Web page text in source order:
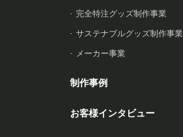
完全特注グッズ制作事業
サステナブルグッズ制作事業
メーカー事業
制作事例
お客様インタビュー